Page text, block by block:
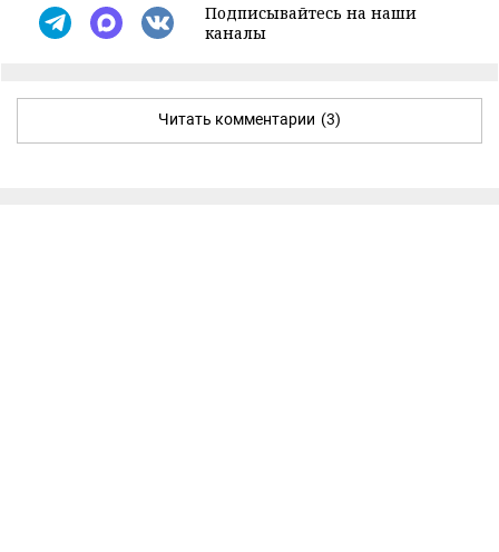
Подписывайтесь на наши
каналы
Читать комментарии (3)